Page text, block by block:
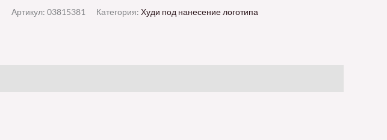
Артикул: 03815381 Категория: Худи под нанесение логотипа